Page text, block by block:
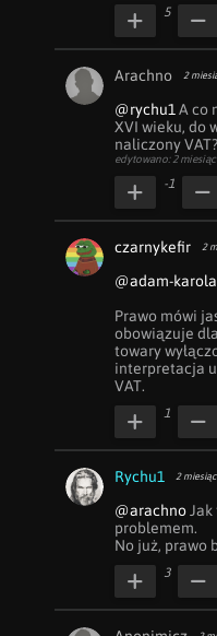
5
Arachno 2
@rychu1 A co
XVI wieku, do
naliczony VAT?
edytowano: 2
-1
czarnykefir 2
@adam-
Prawo mówi
obowiązuje
towary
interpretacja
VAT.
1
Rychu1 2
@arachno
problemem.
No już, prawo
3